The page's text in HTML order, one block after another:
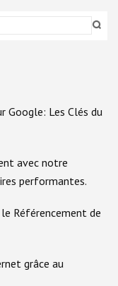
Google: Les Clés du
avec notre
performantes.
Référencement de
grâce au